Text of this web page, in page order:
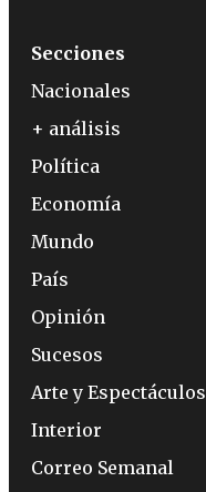
Secciones
Nacionales
+ análisis
Política
Economía
Mundo
País
Opinión
Sucesos
Arte y Espectáculos
Interior
Correo Semanal